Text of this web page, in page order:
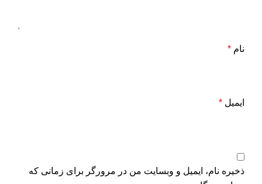
نام *
ایمیل *
ذخیره نام، ایمیل و وبسایت من در مرورگر برای زمانی که